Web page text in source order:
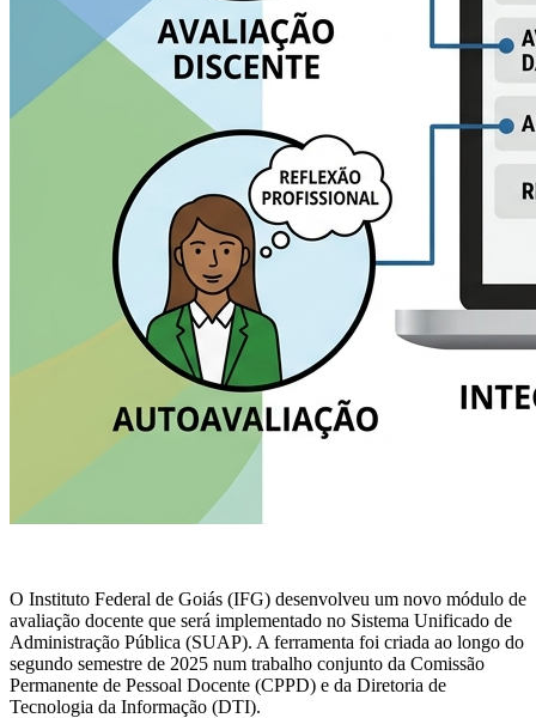
O Instituto Federal de Goiás (IFG) desenvolveu um novo módulo de
avaliação docente que será implementado no Sistema Unificado de
Administração Pública (SUAP). A ferramenta foi criada ao longo do
segundo semestre de 2025 num trabalho conjunto da Comissão
Permanente de Pessoal Docente (CPPD) e da Diretoria de
Tecnologia da Informação (DTI).